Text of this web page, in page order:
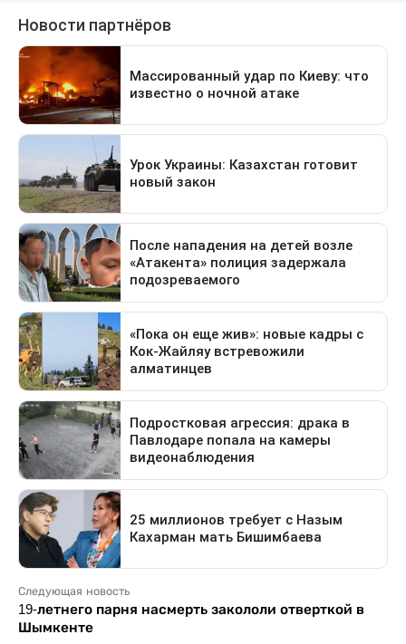
Следующая новость
19-летнего парня насмерть закололи отверткой в
Шымкенте